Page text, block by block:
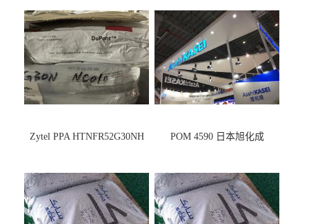
Zytel PPA HTNFR52G30NH POM 4590 日本旭化成